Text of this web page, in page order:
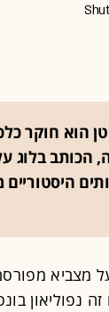
הוא חוקר
הכותב בלוג
מצביא